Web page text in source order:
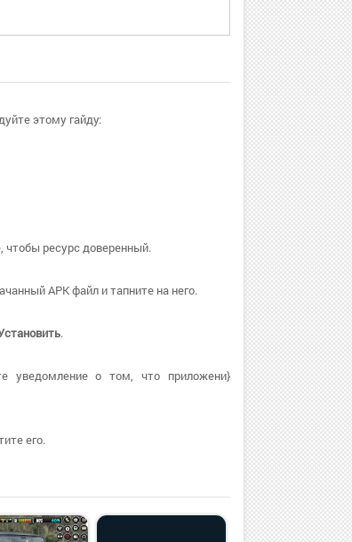
этому гайду:
чтобы ресурс доверенный.
APK файл и тапните на него.
.
уведомление о том, что приложени}
его.